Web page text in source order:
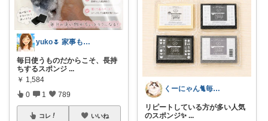
yuko🌷 家事も育児もちょっとラクに
毎日使うものだからこそ、長持
ちするスポンジ ...
￥ 1,584
0 1 789
コレ いいね
くーにゃん🐈️毎日感謝😊🙏
リピートしている方が多い人気
のスポンジ✨ ...